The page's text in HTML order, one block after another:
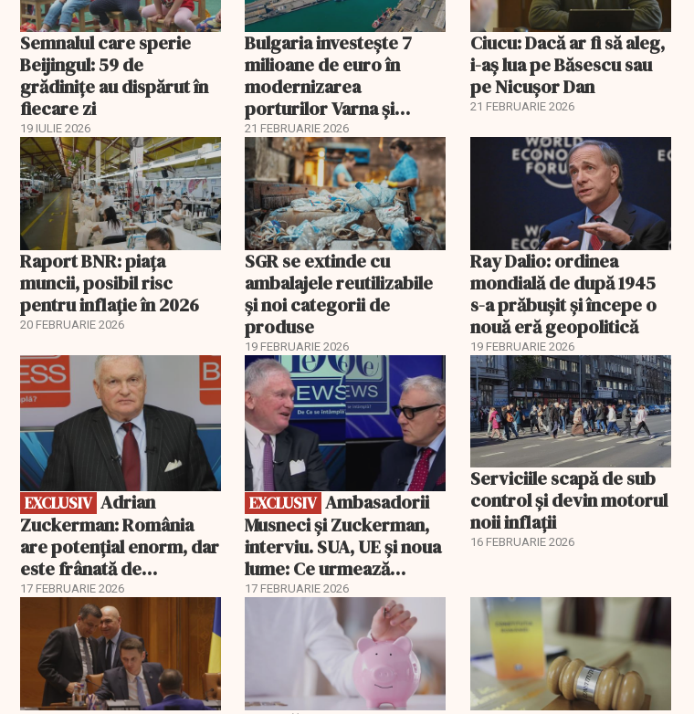
Semnalul care sperie
Beijingul: 59 de
grădinițe au dispărut în
fiecare zi
19 IULIE 2026
Bulgaria investește 7
milioane de euro în
modernizarea
porturilor Varna și
Burgas
21 FEBRUARIE 2026
Ciucu: Dacă ar fi să aleg,
i-aș lua pe Băsescu sau
pe Nicușor Dan
21 FEBRUARIE 2026
Raport BNR: piața
muncii, posibil risc
pentru inflație în 2026
20 FEBRUARIE 2026
SGR se extinde cu
ambalajele reutilizabile
și noi categorii de
produse
19 FEBRUARIE 2026
Ray Dalio: ordinea
mondială de după 1945
s-a prăbușit și începe o
nouă eră geopolitică
19 FEBRUARIE 2026
EXCLUSIV
EXCLUSIV
Zuckerman: România
are potențial enorm, dar
este frânată de
corupție, companii de
stat și influența
propagandei ruse
17 FEBRUARIE 2026
EXCLUSIV
EXCLUSIV Ambasadorii
Musneci și Zuckerman,
interviu. SUA, UE și noua
lume: Ce urmează
pentru România
17 FEBRUARIE 2026
Serviciile scapă de sub
control și devin motorul
noii inflații
16 FEBRUARIE 2026